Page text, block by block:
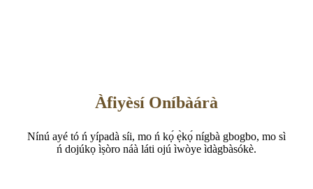
Àfiyèsí Oníbàárà
Nínú ayé tó ń yípadà síi, mo ń kọ́ ẹ̀kọ́ nígbà gbogbo, mo sì
ń dojúkọ ìṣòro náà láti ojú ìwòye ìdàgbàsókè.